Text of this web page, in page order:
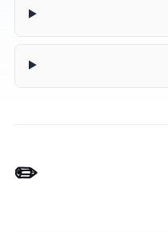
✏️ Reescritor de E-mails